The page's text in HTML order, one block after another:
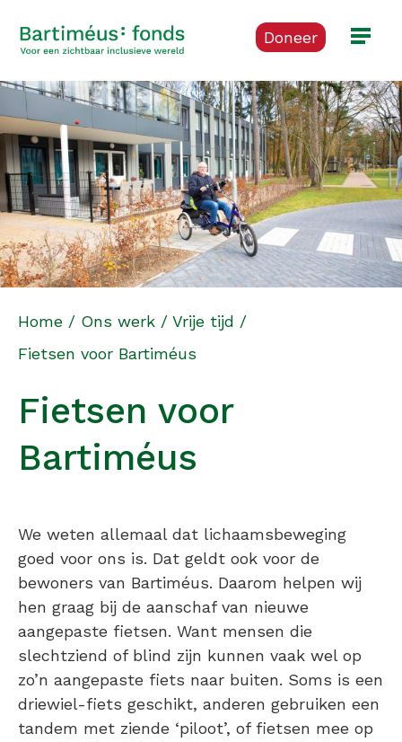
Doneer
Home / Ons werk / Vrije tijd /
Fietsen voor Bartiméus
Fietsen voor
Bartiméus
We weten allemaal dat lichaamsbeweging
goed voor ons is. Dat geldt ook voor de
bewoners van Bartiméus. Daarom helpen wij
hen graag bij de aanschaf van nieuwe
aangepaste fietsen. Want mensen die
slechtziend of blind zijn kunnen vaak wel op
zo’n aangepaste fiets naar buiten. Soms is een
driewiel-fiets geschikt, anderen gebruiken een
tandem met ziende ‘piloot’, of fietsen mee op